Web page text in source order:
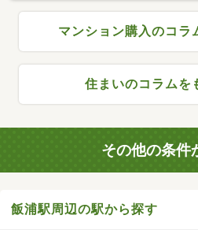
マンション購入のコラ
住まいのコラムを
その他の条件
飯浦駅周辺の駅から探す